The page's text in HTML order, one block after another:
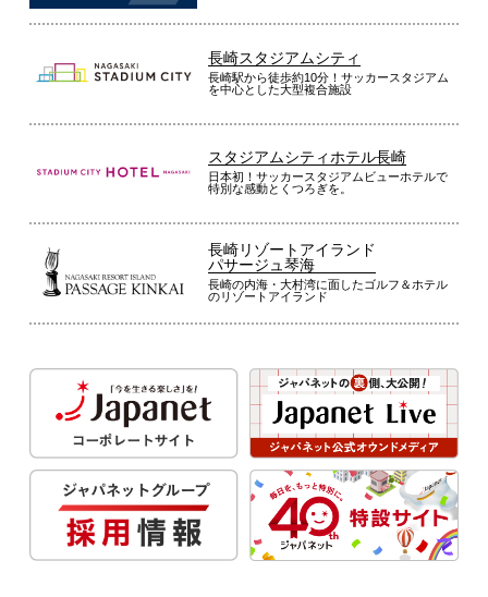
長崎スタジアムシティ
長崎駅から徒歩約10分！サッカースタジアム
を中心とした大型複合施設
スタジアムシティホテル長崎
日本初！サッカースタジアムビューホテルで
特別な感動とくつろぎを。
長崎リゾートアイランド
パサージュ琴海
長崎の内海・大村湾に面したゴルフ＆ホテル
のリゾートアイランド